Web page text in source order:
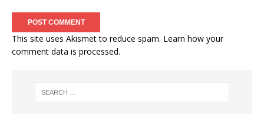
This site uses Akismet to reduce spam. Learn how your
comment data is processed.